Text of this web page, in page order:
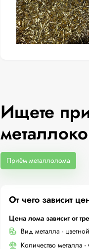
Ищете
Приём металлолома
От чего зависит
Цена лома зависит от
Вид металла -
Количество металла